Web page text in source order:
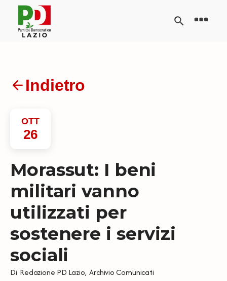
Indietro
OTT
26
Morassut: I beni
militari vanno
utilizzati per
sostenere i servizi
sociali
Di Redazione PD Lazio, Archivio Comunicati